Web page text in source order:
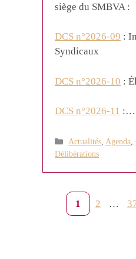
siège du SMBVA :
DCS n°2026-09 :
Syndicaux
DCS n°2026-10 :
DCS n°2026-11 :…
Catégories
Actualités,Agenda,
Délibérations
Page
1 Page
2 …